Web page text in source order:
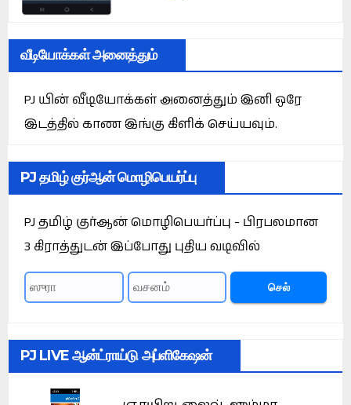
வீடியோக்கள் அனைத்தும்
PJ யின் வீடியோக்கள் அனைத்தும் இனி ஒரே
இடத்தில் காண இங்கு கிளிக் செய்யவும்.
PJ தமிழ் குர்ஆன் மொழிபெயர்ப்பு
PJ தமிழ் குர்ஆன் மொழிபெயர்ப்பு - பிரபலமான
3 கிராத்துடன் இப்போது புதிய வடிவில்
செல்
PJ LIVE ஆன்ட்ராய்டு அப்ளிகேஷன்